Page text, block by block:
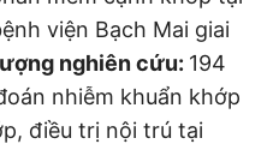
viện Bạch Mai giai
nghiên cứu: 194
nhiễm khuẩn khớp
điều trị nội trú tại